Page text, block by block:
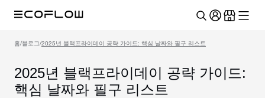
홈/블로그/2025년 블랙프라이데이 공략 가이드: 핵심 날짜와 필구 리스트
2025년 블랙프라이데이 공략 가이드:
핵심 날짜와 필구 리스트